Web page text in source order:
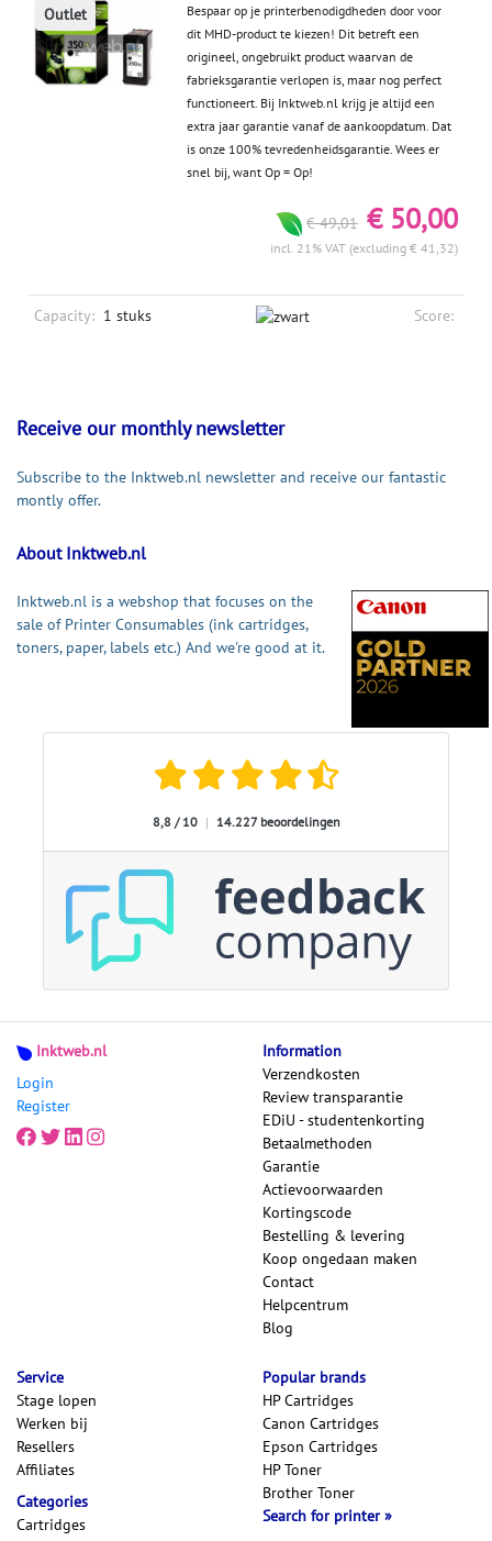
Outlet
Bespaar op je printerbenodigdheden door voor
dit MHD-product te kiezen! Dit betreft een
origineel, ongebruikt product waarvan de
fabrieksgarantie verlopen is, maar nog perfect
functioneert. Bij Inktweb.nl krijg je altijd een
extra jaar garantie vanaf de aankoopdatum. Dat
is onze 100% tevredenheidsgarantie. Wees er
snel bij, want Op = Op!
€ 49,01 € 50,00
incl. 21% VAT (excluding € 41,32)
Capacity: 1 stuks Score:
Receive our monthly newsletter
Subscribe to the Inktweb.nl newsletter and receive our fantastic
montly offer.
About Inktweb.nl
Inktweb.nl is a webshop that focuses on the
sale of Printer Consumables (ink cartridges,
toners, paper, labels etc.) And we're good at it.
8,8 / 10 | 14.227 beoordelingen
Inktweb.nl
Login
Register
Information
Verzendkosten
Review transparantie
EDiU - studentenkorting
Betaalmethoden
Garantie
Actievoorwaarden
Kortingscode
Bestelling & levering
Koop ongedaan maken
Contact
Helpcentrum
Blog
Service
Stage lopen
Werken bij
Resellers
Affiliates
Categories
Cartridges
Popular brands
HP Cartridges
Canon Cartridges
Epson Cartridges
HP Toner
Brother Toner
Search for printer